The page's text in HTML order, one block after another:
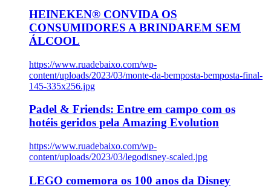
HEINEKEN® CONVIDA OS
CONSUMIDORES A BRINDAREM SEM
ÁLCOOL
https://www.ruadebaixo.com/wp-
content/uploads/2023/03/monte-da-bemposta-bemposta-final-
145-335x256.jpg
Padel & Friends: Entre em campo com os
hotéis geridos pela Amazing Evolution
https://www.ruadebaixo.com/wp-
content/uploads/2023/03/legodisney-scaled.jpg
LEGO comemora os 100 anos da Disney